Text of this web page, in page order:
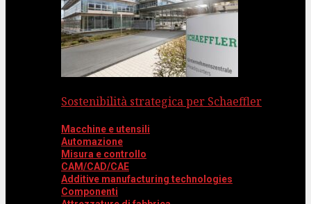
Sostenibilità strategica per Schaeffler
Macchine e utensili
Automazione
Misura e controllo
CAM/CAD/CAE
Additive manufacturing technologies
Componenti